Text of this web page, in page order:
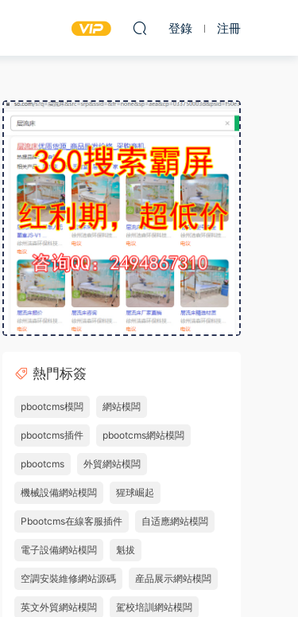
登錄 注冊
熱門标簽
pbootcms模闆 網站模闆
pbootcms插件 pbootcms網站模闆
pbootcms 外貿網站模闆
機械設備網站模闆 猩球崛起
Pbootcms在線客服插件 自适應網站模闆
電子設備網站模闆 魁拔
空調安裝維修網站源碼 産品展示網站模闆
英文外貿網站模闆 駕校培訓網站模闆